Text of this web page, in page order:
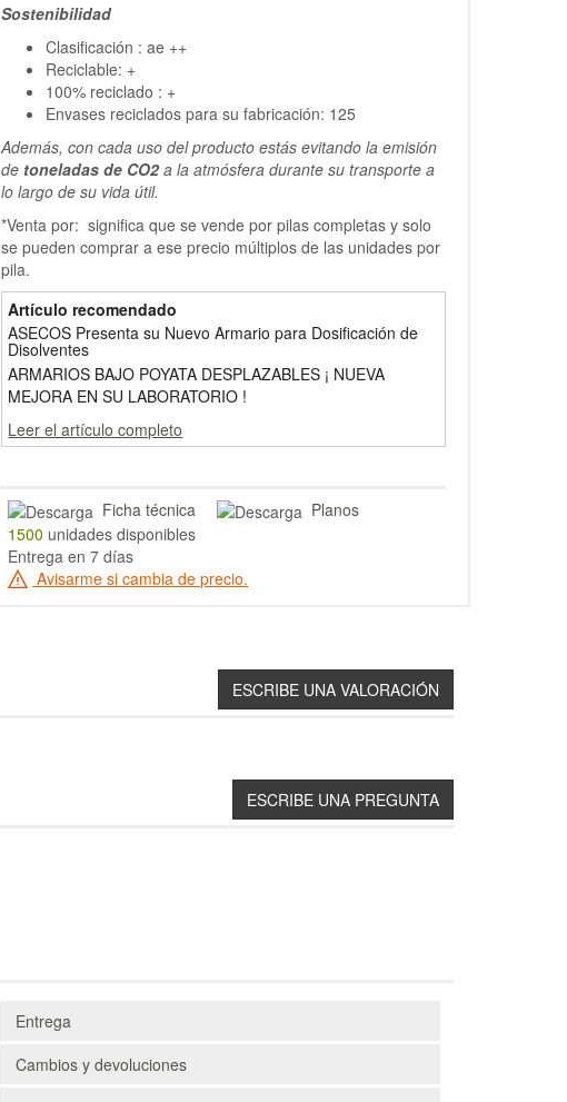
Sostenibilidad
Clasificación : ae ++
Reciclable: +
100% reciclado : +
Envases reciclados para su fabricación: 125
Además, con cada uso del producto estás evitando la emisión
de toneladas de CO2a la atmósfera durante su transporte a
lo largo de su vida útil.
*Venta por: significa que se vende por pilas completas y solo
se pueden comprar a ese precio múltiplos de las unidades por
pila.
Artículo recomendado
ASECOS Presenta su Nuevo Armario para Dosificación de
Disolventes
ARMARIOS BAJO POYATA DESPLAZABLES ¡ NUEVA
MEJORA EN SU LABORATORIO !
Leer el artículo completo
Ficha técnica
Planos
1500 unidades disponibles
Entrega en 7 días
Avisarme si cambia de precio.
Entrega
Cambios y devoluciones